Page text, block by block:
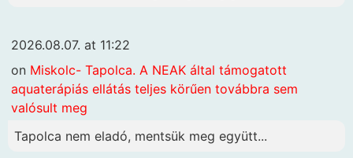
2026.08.07. at 11:22
on Miskolc- Tapolca. A NEAK által támogatott
aquaterápiás ellátás teljes körűen továbbra sem
valósult meg
Tapolca nem eladó, mentsük meg együtt...